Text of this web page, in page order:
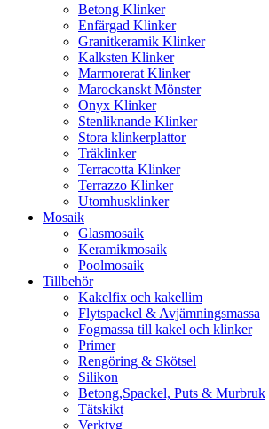
Betong Klinker
Enfärgad Klinker
Granitkeramik Klinker
Kalksten Klinker
Marmorerat Klinker
Marockanskt Mönster
Onyx Klinker
Stenliknande Klinker
Stora klinkerplattor
Träklinker
Terracotta Klinker
Terrazzo Klinker
Utomhusklinker
Mosaik
Glasmosaik
Keramikmosaik
Poolmosaik
Tillbehör
Kakelfix och kakellim
Flytspackel & Avjämningsmassa
Fogmassa till kakel och klinker
Primer
Rengöring & Skötsel
Silikon
Betong,Spackel, Puts & Murbruk
Tätskikt
Verktyg